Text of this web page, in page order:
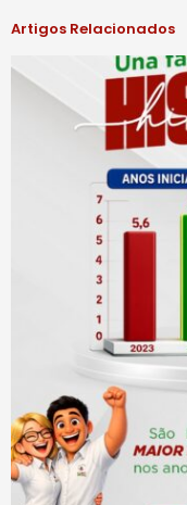
Artigos Relacionados